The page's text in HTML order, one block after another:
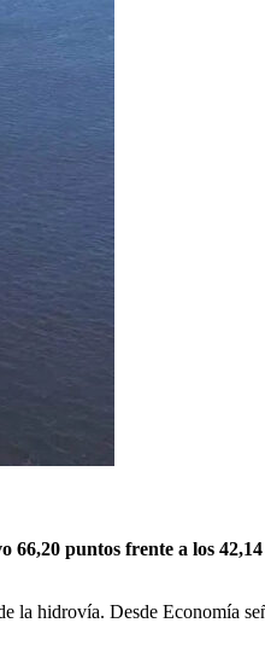
66,20 puntos frente a los
la hidrovía. Desde Economía